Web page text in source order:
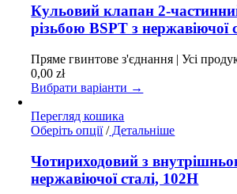
має
кілька
варіантів.
можна
на
товару
Кульовий клапан 2-
різьбою BSPT з нержавіючої
Пряме гвинтове з'єднання | Усі
0,00zł
Вибрати варіанти →
Перегляд кошика
Оберіть опції Цей
має
кілька
варіантів.
/Детальніше
Чотириходовий з
нержавіючої сталі, 102H